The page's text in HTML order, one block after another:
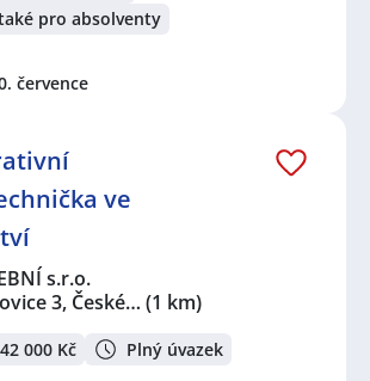
pro absolventy
července
ve
s.r.o.
3, České… (1 km)
000 Kč Plný úvazek